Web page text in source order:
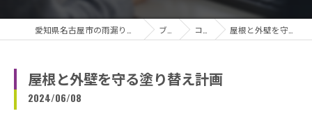
ブログ コラム 屋根と外壁を守る塗り替え計画
屋根と外壁を守る塗り替え計画
2024/06/08